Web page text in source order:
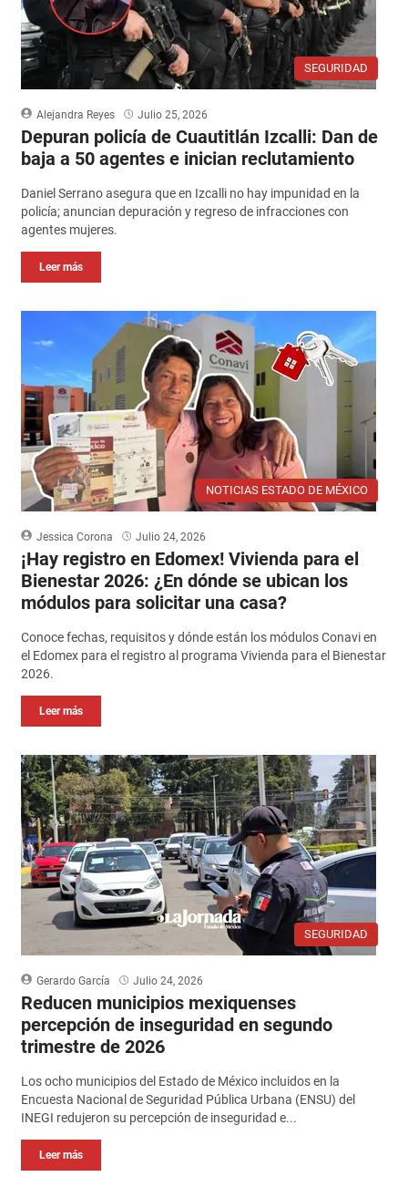
SEGURIDAD
Alejandra Reyes Julio 25, 2026
Depuran policía de Cuautitlán Izcalli: Dan de
baja a 50 agentes e inician reclutamiento
Daniel Serrano asegura que en Izcalli no hay impunidad en la
policía; anuncian depuración y regreso de infracciones con
agentes mujeres.
Leer más
NOTICIAS ESTADO DE MÉXICO
Jessica Corona Julio 24, 2026
¡Hay registro en Edomex! Vivienda para el
Bienestar 2026: ¿En dónde se ubican los
módulos para solicitar una casa?
Conoce fechas, requisitos y dónde están los módulos Conavi en
el Edomex para el registro al programa Vivienda para el Bienestar
2026.
Leer más
SEGURIDAD
Gerardo García Julio 24, 2026
Reducen municipios mexiquenses
percepción de inseguridad en segundo
trimestre de 2026
Los ocho municipios del Estado de México incluidos en la
Encuesta Nacional de Seguridad Pública Urbana (ENSU) del
INEGI redujeron su percepción de inseguridad e...
Leer más